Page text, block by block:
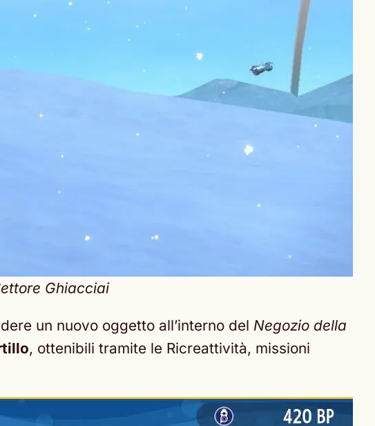
Ghiacciai
un nuovo oggetto all’interno del Negozio della
, ottenibili tramite le Ricreattività, missioni